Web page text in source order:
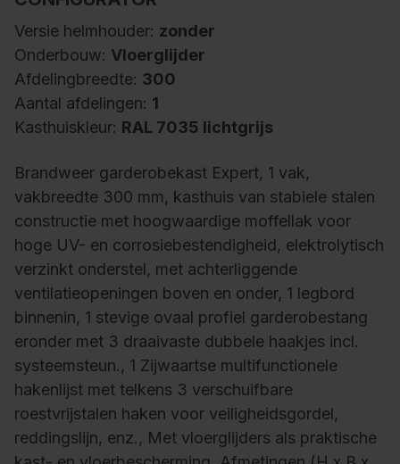
Versie helmhouder: zonder
Onderbouw: Vloerglijder
Afdelingbreedte: 300
Aantal afdelingen: 1
Kasthuiskleur: RAL 7035 lichtgrijs
Brandweer garderobekast Expert, 1 vak,
vakbreedte 300 mm, kasthuis van stabiele stalen
constructie met hoogwaardige moffellak voor
hoge UV- en corrosiebestendigheid, elektrolytisch
verzinkt onderstel, met achterliggende
ventilatieopeningen boven en onder, 1 legbord
binnenin, 1 stevige ovaal profiel garderobestang
eronder met 3 draaivaste dubbele haakjes incl.
systeemsteun., 1 Zijwaartse multifunctionele
hakenlijst met telkens 3 verschuifbare
roestvrijstalen haken voor veiligheidsgordel,
reddingslijn, enz., Met vloerglijders als praktische